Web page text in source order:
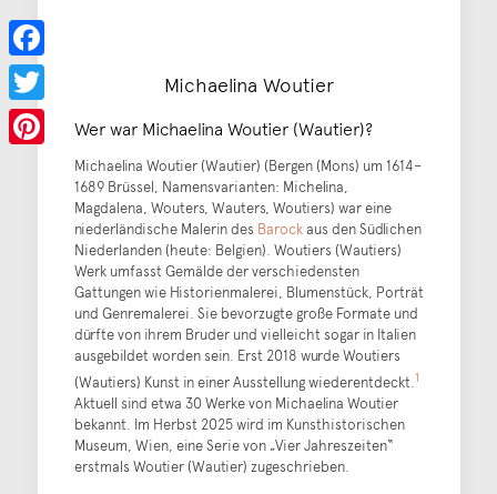
Michaelina Woutier
Wer war Michaelina Woutier (Wautier)?
Michaelina Woutier (Wautier) (Bergen (Mons) um 1614–
1689 Brüssel, Namensvarianten: Michelina,
Magdalena, Wouters, Wauters, Woutiers) war eine
niederländische Malerin des Barockaus den Südlichen
Niederlanden (heute: Belgien). Woutiers (Wautiers)
Werk umfasst Gemälde der verschiedensten
Gattungen wie Historienmalerei, Blumenstück, Porträt
und Genremalerei. Sie bevorzugte große Formate und
dürfte von ihrem Bruder und vielleicht sogar in Italien
ausgebildet worden sein. Erst 2018 wurde Woutiers
(Wautiers) Kunst in einer Ausstellung wiederentdeckt.1
Aktuell sind etwa 30 Werke von Michaelina Woutier
bekannt. Im Herbst 2025 wird im Kunsthistorischen
Museum, Wien, eine Serie von „Vier Jahreszeiten“
erstmals Woutier (Wautier) zugeschrieben.
Facebook
Twitter